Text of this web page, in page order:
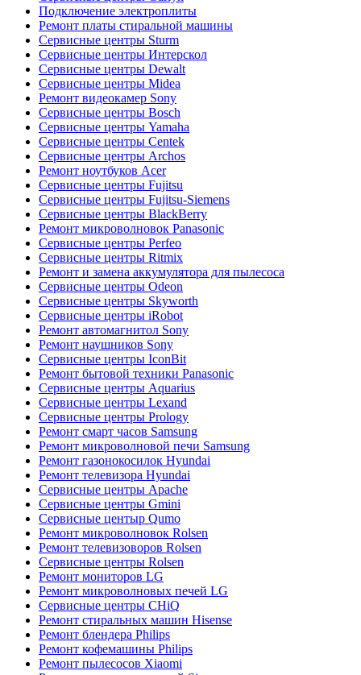
Подключение электроплиты
Ремонт платы стиральной машины
Сервисные центры Sturm
Сервисные центры Интерскол
Сервисные центры Dewalt
Сервисные центры Midea
Ремонт видеокамер Sony
Сервисные центры Bosch
Сервисные центры Yamaha
Сервисные центры Centek
Сервисные центры Archos
Ремонт ноутбуков Acer
Сервисные центры Fujitsu
Сервисные центры Fujitsu-Siemens
Сервисные центры BlackBerry
Ремонт микроволновок Panasonic
Сервисные центры Perfeo
Сервисные центры Ritmix
Ремонт и замена аккумулятора для пылесоса
Сервисные центры Odeon
Сервисные центры Skyworth
Сервисные центры iRobot
Ремонт автомагнитол Sony
Ремонт наушников Sony
Сервисные центры IconBit
Ремонт бытовой техники Panasonic
Сервисные центры Aquarius
Сервисные центры Lexand
Сервисные центры Prology
Ремонт смарт часов Samsung
Ремонт микроволновой печи Samsung
Ремонт газонокосилок Hyundai
Ремонт телевизора Hyundai
Сервисные центры Apache
Сервисные центры Gmini
Сервисные центыр Qumo
Ремонт микроволновок Rolsen
Ремонт телевизоворов Rolsen
Сервисные центры Rolsen
Ремонт мониторов LG
Ремонт микроволновых печей LG
Сервисные центры CHiQ
Ремонт стиральных машин Hisense
Ремонт блендера Philips
Ремонт кофемашины Philips
Ремонт пылесосов Xiaomi